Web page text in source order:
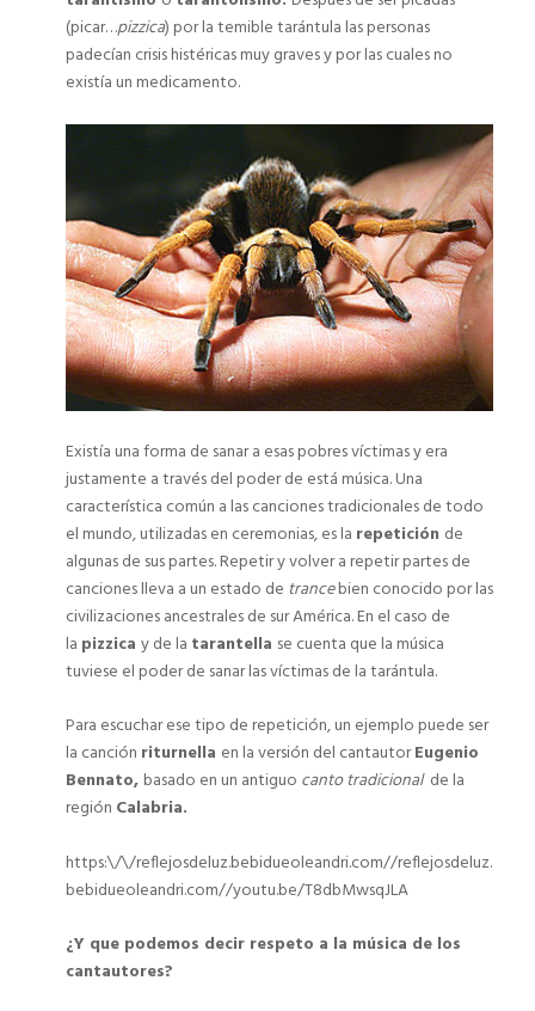
(picar…pizzica) por la temible tarántula las personas
padecían crisis histéricas muy graves y por las cuales no
existía un medicamento.
Existía una forma de sanar a esas pobres víctimas y era
justamente a través del poder de está música. Una
característica común a las canciones tradicionales de todo
el mundo, utilizadas en ceremonias, es la repetición de
algunas de sus partes. Repetir y volver a repetir partes de
canciones lleva a un estado de trancebien conocido por las
civilizaciones ancestrales de sur América. En el caso de
la pizzica y de la tarantella se cuenta que la música
tuviese el poder de sanar las víctimas de la tarántula.
Para escuchar ese tipo de repetición, un ejemplo puede ser
la canción riturnella en la versión del cantautorEugenio
Bennato,basado en un antiguo canto tradicional de la
región Calabria.
https:\/\/reflejosdeluz.bebidueoleandri.com//reflejosdeluz.
bebidueoleandri.com//youtu.be/T8dbMwsqJLA
¿Y que podemos decir respeto a la música de los
cantautores?